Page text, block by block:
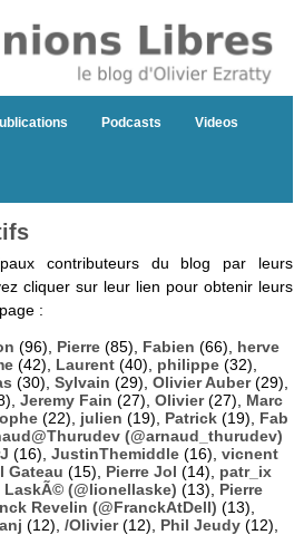
Podcasts Videos
contributeurs du blog par leurs
cliquer sur leur lien pour obtenir leurs
:
(96), Pierre (85), Fabien (66), herve
(42), Laurent (40), philippe (32),
(30), Sylvain (29), Olivier Auber(29),
Jeremy Fain (27), Olivier(27), Marc
(22), julien (19), Patrick (19), Fab
(@arnaud_thurudev)
(16), JustinThemiddle (16), vicnent
Gateau (15), Pierre Jol (14), patr_ix
LaskÃ© (@lionellaske) (13), Pierre
Revelin (@FranckAtDell) (13),
anj (12), /Olivier(12), Phil Jeudy (12),